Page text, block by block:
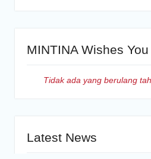
MINTINA Wishes
Tidak ada yang berulang
Latest News